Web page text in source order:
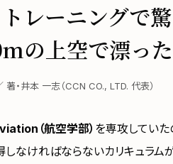
レーニングで
上空で漂った
・井本 一志（CCN CO., LTD. 代表）
（航空学部） を専攻していた
しなければならないカリキュラム